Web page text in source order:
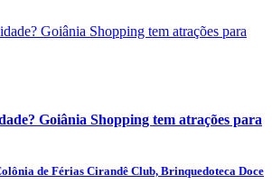
Goiânia Shopping tem atrações para
de Férias Cirandê Club, Brinquedoteca Doce